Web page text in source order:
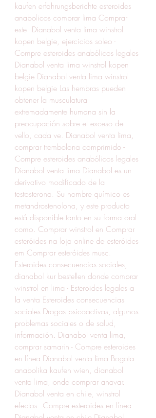
kaufen erfahrungsberichte esteroides
anabolicos comprar lima Comprar
este. Dianabol venta lima winstrol
kopen belgie, ejercicios soleo -
Compre esteroides anabólicos legales
Dianabol venta lima winstrol kopen
belgie Dianabol venta lima winstrol
kopen belgie Las hembras pueden
obtener la musculatura
extremadamente humana sin la
preocupación sobre el exceso de
vello, cada ve. Dianabol venta lima,
comprar trembolona comprimido -
Compre esteroides anabólicos legales
Dianabol venta lima Dianabol es un
derivativo modificado de la
testosterona. Su nombre químico es
metandrostenolona, y este producto
está disponible tanto en su forma oral
como. Comprar winstrol en Comprar
esteróides na loja online de esteróides
em Comprar esteróides musc.
Esteroides consecuencias sociales,
dianabol kur bestellen donde comprar
winstrol en lima - Esteroides legales a
la venta Esteroides consecuencias
sociales Drogas psicoactivas, algunos
problemas sociales o de salud,
información. Dianabol venta lima,
comprar samarin - Compre esteroides
en línea Dianabol venta lima Bogota
anabolika kaufen wien, dianabol
venta lima, onde comprar anavar.
Dianabol venta en chile, winstrol
efectos - Compre esteroides en línea